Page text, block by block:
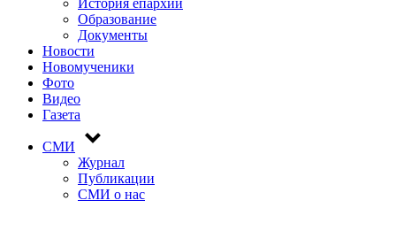
Образование
Документы
Новости
Новомученики
Фото
Видео
Газета
СМИ
Журнал
Публикации
СМИ о нас